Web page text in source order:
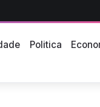
Politica